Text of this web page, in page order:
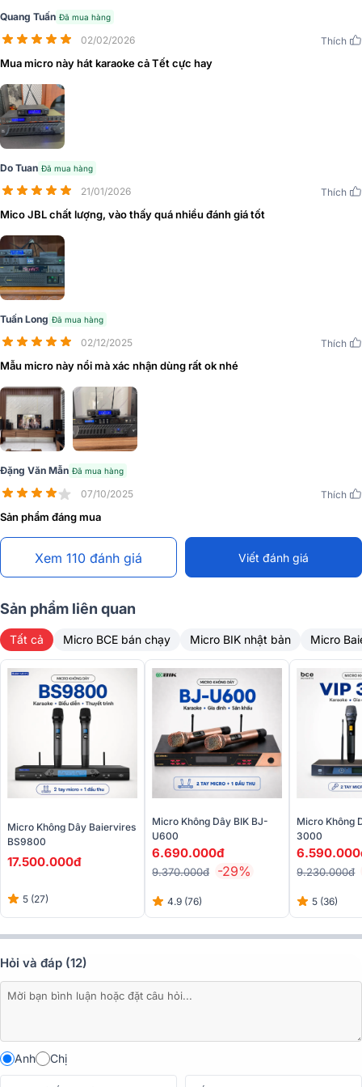
Video hướng dẫn sử dụng Micro JBL VM300
Giới Thiệu Micro không dây JBL VM300
So sánh Micro không dây JBL VM300 và BCE VIP 6000 | Micro
nào hay hơn?
VM300
Quang Tuấn Đã mua hàng
02/02/2026 Thích
Mua micro này hát karaoke cả Tết cực hay
Do Tuan Đã mua hàng
21/01/2026 Thích
Mico JBL chất lượng, vào thấy quá nhiều đánh giá tốt
Tuấn Long Đã mua hàng
02/12/2025 Thích
Mẫu micro này nổi mà xác nhận dùng rất ok nhé
Đặng Văn Mẫn Đã mua hàng
07/10/2025 Thích
Sản phẩm đáng mua
Xem 110 đánh giá Viết đánh giá
Sản phẩm liên quan
Tất cả Micro BCE bán chạy Micro BIK nhật bản Micro
Micro Không Dây Baiervires
BS9800
17.500.000đ
5 (27)
Micro Không Dây BIK BJ-
U600
6.690.000đ
9.370.000đ -29%
4.9 (76)
Micro Không
3000
9.230.000đ
5 (36)
Hỏi và đáp (12)
Anh Chị